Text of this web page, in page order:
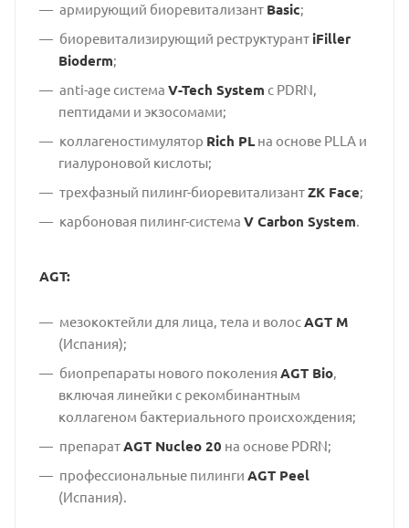
армирующий биоревитализант Basic;
биоревитализирующий реструктурантiFiller
Bioderm;
anti-age система V-Tech System с PDRN,
пептидами и экзосомами;
коллагеностимулятор Rich PLна основе PLLA и
гиалуроновой кислоты;
трехфазный пилинг-биоревитализантZK Face;
карбоновая пилинг-система V Carbon System.
AGT:
мезококтейли для лица, тела и волосAGT M
(Испания);
биопрепараты нового поколения AGT Bio,
включая линейки с рекомбинантным
коллагеном бактериального происхождения;
препаратAGT Nucleo 20 на основе PDRN;
профессиональные пилинги AGT Peel
(Испания).